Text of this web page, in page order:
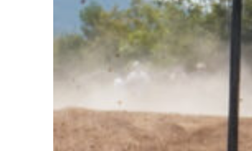
Galleria